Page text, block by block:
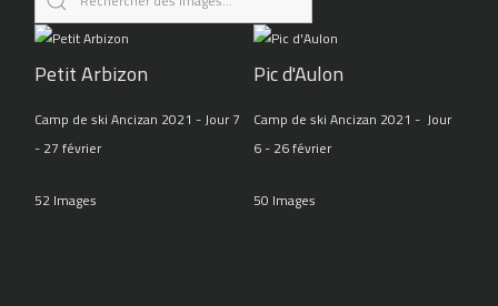
Petit Arbizon
Camp de ski Ancizan 2021 - Jour 7
- 27 février
52 Images
Pic d'Aulon
Camp de ski Ancizan 2021 - Jour
6 - 26 février
50 Images